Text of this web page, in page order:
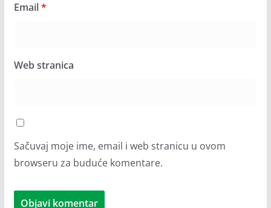
Email*
Web stranica
Sačuvaj moje ime, email i web stranicu u ovom
browseru za buduće komentare.